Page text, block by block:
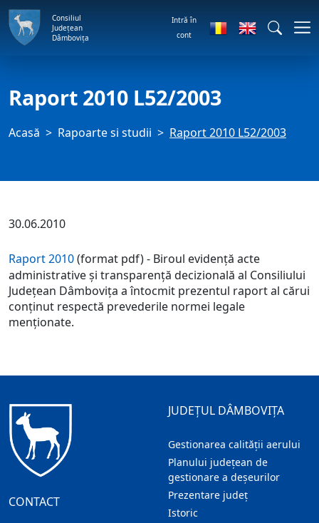
Consiliul
Județean
Dâmbovița
Intră în
cont
Raport 2010 L52/2003
Acasă Rapoarte si studii Raport 2010 L52/2003
30.06.2010
Raport 2010(format pdf) - Biroul evidenţă acte
administrative şi transparenţă decizională al Consiliului
Judeţean Dâmboviţa a întocmit prezentul raport al cărui
conţinut respectă prevederile normei legale
menţionate.
CONTACT
JUDEȚUL DÂMBOVIȚA
Gestionarea calității aerului
Planului județean de
gestionare a deșeurilor
Prezentare judeţ
Istoric